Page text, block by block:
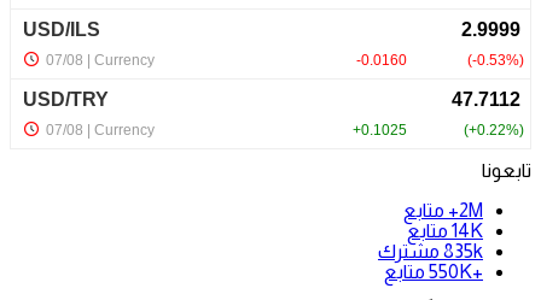
تابعونا
2M+
متابع
14K متابع
835k مشترك
+550K
متابع